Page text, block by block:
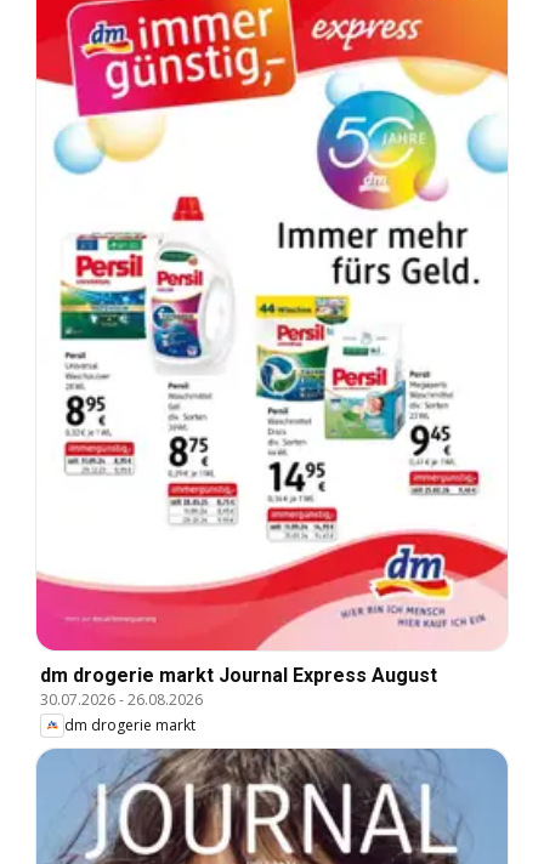
dm drogerie markt Journal Express August
30.07.2026-26.08.2026
dm drogerie markt